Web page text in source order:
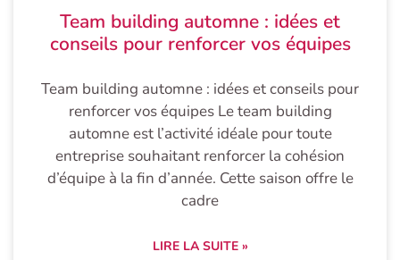
Team building automne : idées et
conseils pour renforcer vos équipes
Team building automne : idées et conseils pour
renforcer vos équipes Le team building
automne est l’activité idéale pour toute
entreprise souhaitant renforcer la cohésion
d’équipe à la fin d’année. Cette saison offre le
cadre
LIRE LA SUITE »